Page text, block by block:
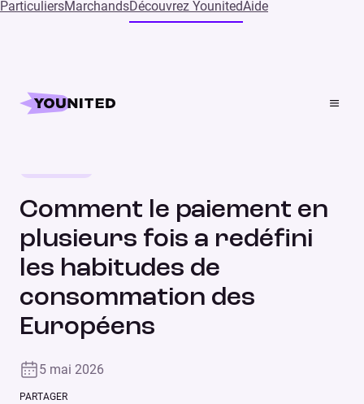
ParticuliersMarchandsDécouvrez YounitedAide
Home
Comment le paiement en plusieurs fois a redéfini les
Comment le paiement en
plusieurs fois a redéfini
les habitudes de
consommation des
Européens
5 mai 2026
PARTAGER